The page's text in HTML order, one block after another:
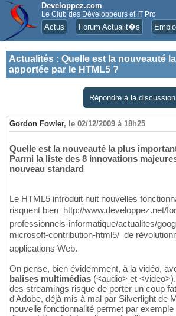
Developpez.com
Le Club des Développeurs et IT Pro
Actus Forum Actualit�s
Actualités : Quelle est la nouveauté
apportée par le HTML5 ?
Répondre à la discussion
Gordon Fowler, le 02/12/2009 à 18h25
Quelle est la nouveauté la plus
Parmi la liste des 8 innovations
nouveau standard
Le HTML5 introduit huit nouvelles
risquent bien  http://www.developpez.net/
professionnels-informatique/actualites/
microsoft-contribution-html5/  de
applications Web.
On pense, bien évidemment, à la vidéo,
balises multimédias (<audio> et
des streamings risque de porter un coup
d'Adobe, déjà mis à mal par Silverlight de
nouvelle fonctionnalité permet par